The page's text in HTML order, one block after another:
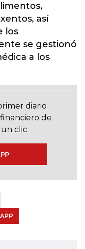
así
los
se gestionó
a los
diario
de
un clic